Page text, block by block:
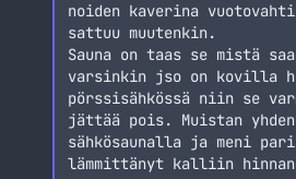
noiden kaverina
sattuu muutenkin.
Sauna on taas se mistä
varsinkin jso on kovilla
pörssisähkössä niin se
jättää pois. Muistan
sähkösaunalla ja meni
lämmittänyt kalliin